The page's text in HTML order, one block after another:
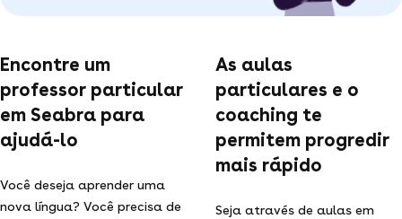
Encontre um
professor particular
em Seabra para
ajudá-lo
Você deseja aprender uma
nova língua? Você precisa de
As aulas
particulares e o
coaching te
permitem progredir
mais rápido
Seja através de aulas em